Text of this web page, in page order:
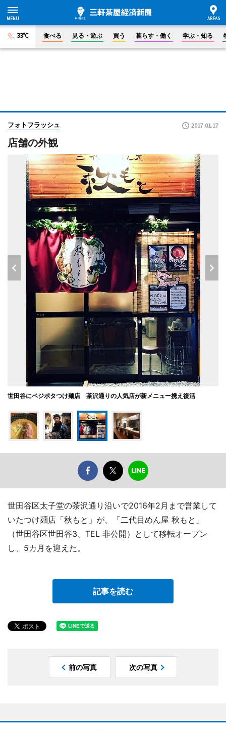
33°C 食べる 見る・遊ぶ 買う 暮らす・働く 学ぶ・知る
フォトフラッシュ 2017.01.17
店舗の外観
世田谷にベジポタつけ麺店 茶沢通りの人気店が新メニュー携え復活
世田谷区太子堂の茶沢通り沿いで2016年2月まで営業して
いたつけ麺店「秋もと」が、「二代目めん屋 秋もと」
（世田谷区世田谷3、TEL 非公開）として移転オープン
し、5カ月を迎えた。
記事を読む
前の写真 次の写真